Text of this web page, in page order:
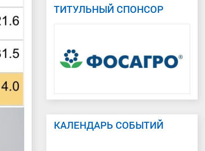
ТИТУЛЬНЫЙ СПОНСОР
КАЛЕНДАРЬ СОБЫТИЙ